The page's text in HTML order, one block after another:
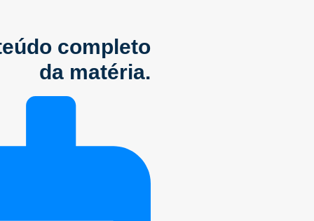
completo
da matéria.